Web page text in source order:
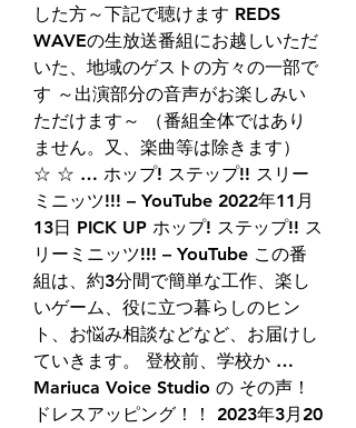
した方～下記で聴けます REDS
WAVEの生放送番組にお越しいただ
いた、地域のゲストの方々の一部で
す ～出演部分の音声がお楽しみい
ただけます～ （番組全体ではあり
ません。又、楽曲等は除きます）
☆ ☆ … ホップ! ステップ!! スリー
ミニッツ!!! – YouTube 2022年11月
13日 PICK UP ホップ! ステップ!! ス
リーミニッツ!!! – YouTube この番
組は、約3分間で簡単な工作、楽し
いゲーム、役に立つ暮らしのヒン
ト、お悩み相談などなど、お届けし
ていきます。 登校前、学校か …
Mariuca Voice Studio の その声！
ドレスアッピング！！ 2023年3月20